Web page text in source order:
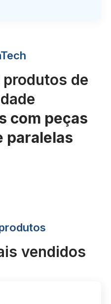
de
com peças
paralelas
vendidos